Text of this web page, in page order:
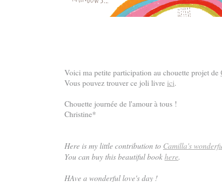
Voici ma petite participation au chouette projet de
Vous pouvez trouver ce joli livre ici.
Chouette journée de l'amour à tous !
Christine*
Here is my little contribution to Camilla's
You can buy this beautiful bookhere.
HAve a wonderful love's day !